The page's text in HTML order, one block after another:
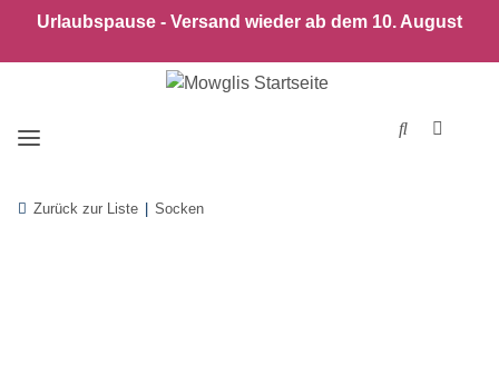
Urlaubspause - Versand wieder ab dem 10. August
Zurück zur Liste Socken